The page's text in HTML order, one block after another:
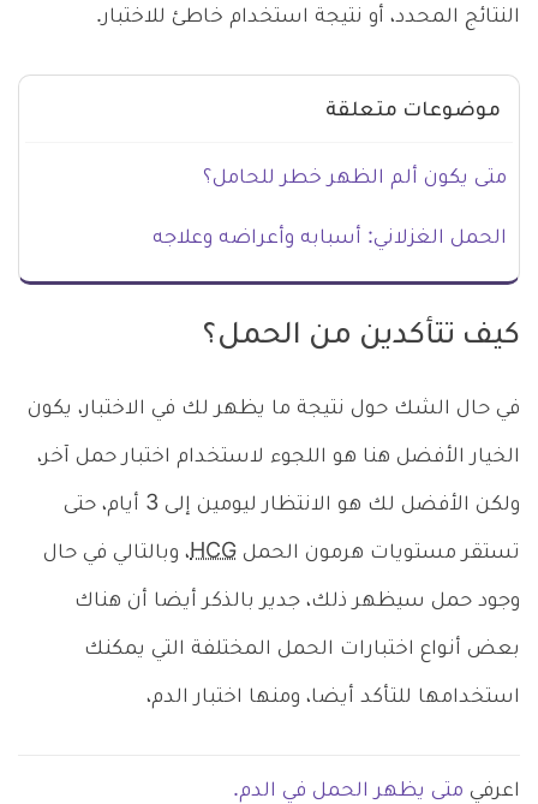
النتائج المحدد، أو نتيجة استخدام خاطئ للاختبار.
موضوعات متعلقة
متى يكون ألم الظهر خطر للحامل؟
الحمل الغزلاني: أسبابه وأعراضه وعلاجه
كيف تتأكدين من الحمل؟
في حال الشك حول نتيجة ما يظهر لك في الاختبار، يكون
الخيار الأفضل هنا هو اللجوء لاستخدام اختبار حمل آخر،
ولكن الأفضل لك هو الانتظار ليومين إلى 3 أيام، حتى
تستقر مستويات هرمون الحمل HCG، وبالتالي في حال
وجود حمل سيظهر ذلك، جدير بالذكر أيضا أن هناك
بعض أنواع اختبارات الحمل المختلفة التي يمكنك
استخدامها للتأكد أيضا، ومنها اختبار الدم،
اعرفي متى يظهر الحمل في الدم.